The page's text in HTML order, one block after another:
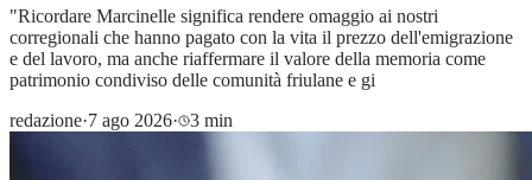
"Ricordare Marcinelle significa rendere omaggio ai nostri
corregionali che hanno pagato con la vita il prezzo dell'emigrazione
e del lavoro, ma anche riaffermare il valore della memoria come
patrimonio condiviso delle comunità friulane e gi
redazione·7 ago 2026· 3 min